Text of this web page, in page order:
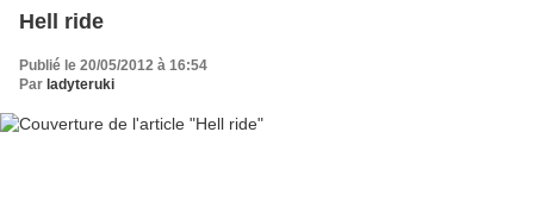
Hell ride
Publié le 20/05/2012 à 16:54
Par ladyteruki